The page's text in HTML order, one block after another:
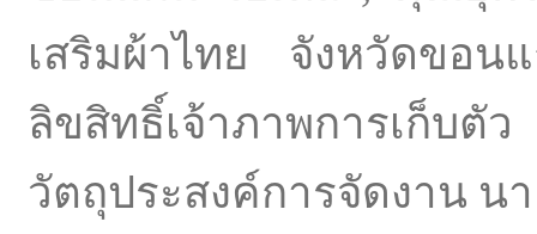
เสริมผ้าไทย จังหวัดข
ลิขสิทธิ์เจ้าภาพการเก็
วัตถุประสงค์การจัดงาน